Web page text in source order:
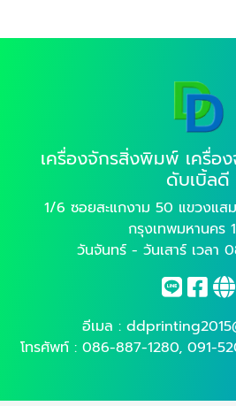
เครื่องจักรสิ่งพิมพ์ เครื่อ
ดับเบิ้ลดี
1/6 ซอยสะแกงาม 50 แขวงแส
กรุงเทพมหานคร
วันจันทร์ - วันเสาร์ เวลา
อีเมล :
โทรศัพท์ : 086-887-1280, 091-